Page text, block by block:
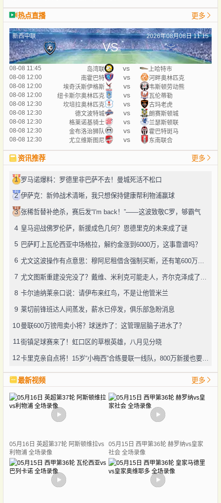
热点直播 更多
新西中联 2026年08月08日 11:15
VS
08-08 11:45 岛湾联 vs
上哈特市
08-08 12:00
南霍巴特 vs
河畔奥林匹克
08-08 12:00
埃奇沃斯伊格斯 vs
韦斯顿劳动熊
08-08 12:00
纽卡斯尔奥林匹克 vs
瓦伦蒂勒
08-08 12:30
坎培拉奥林匹克 vs
古玛老虎
08-08 12:30
德文波特城 vs
朗赛斯顿城
08-08 12:30
格莱诺基骑士 vs
兰瑟斯顿联
08-08 12:30
金布洛治狮队 vs
霍巴特斑马
08-08 12:30
尤立维斯图尼 vs 东南联合
资讯推荐 更多
1 罗马诺爆料：罗德里非巴萨不去！曼城死活不松口
2 伊萨克：新帅战术清晰，我只想保持健康帮利物浦赢球
3 张稀哲替补绝杀，赛后发“I'm back！”——这波致敬C罗，够霸气
4 皇马迎战佛罗伦萨，新援成色几何？恩德里克的未来成了谜
5 巴萨盯上瓦伦西亚中场格拉，解约金涨到6000万，这事靠谱吗？
6
7
8 卡尔迪纳莱亲口说：请伊布来红鸟，不是让他管米兰
9 莱切前锋班达人间蒸发，薪水已停发，俱乐部急盼消息
10曼联600万镑甩卖小将？球迷炸了：这管理层脑子进水了？
11街镇足球赛来了！虹口区的草根英雄，八月见分晓
12 卡里克亲自点将！15岁“小梅西”合练曼联一线队，800万新援也要露脸
最新视频 更多
05月16日 英超第37轮 阿斯顿维拉vs
利物浦 全场录像
05月15日 西甲第36轮 赫罗纳vs皇家
社会 全场录像